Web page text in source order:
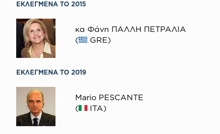
ΕΚΛΕΓΜΕΝΑ ΤΟ 2015
κα Φάνη ΠΑΛΛΗ ΠΕΤΡΑΛΙΑ
(
GRE)
ΕΚΛΕΓΜΕΝΑ ΤΟ 2019
Mario PESCANTE
(
ITA)